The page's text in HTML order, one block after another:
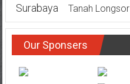
Surabaya
Tanah Longsor
Our Sponsers